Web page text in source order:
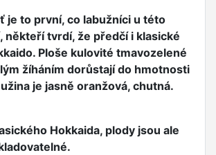
je to první, co labužníci u této
někteří tvrdí, že předčí i klasické
Ploše kulovité tmavozelené
žíháním dorůstají do hmotnosti
je jasně oranžová, chutná.
Hokkaida, plody jsou ale